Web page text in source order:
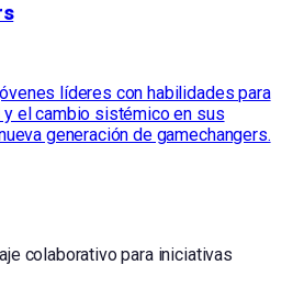
líderes con habilidades para
el cambio sistémico en sus
generación de gamechangers.
colaborativo para iniciativas